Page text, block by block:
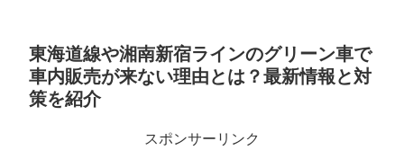
東海道線や湘南新宿ラインのグリーン車で
車内販売が来ない理由とは？最新情報と対
策を紹介
スポンサーリンク